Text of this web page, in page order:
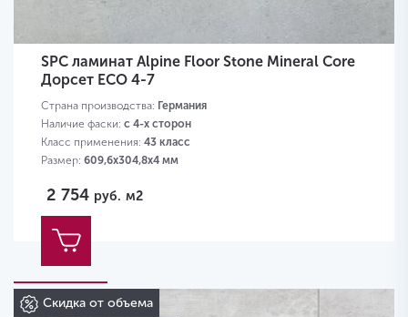
SPC ламинат Alpine Floor Stone Mineral Core
Дорсет ECO 4-7
Страна производства: Германия
Наличие фаски: с 4-х сторон
Класс применения: 43 класс
Размер: 609,6х304,8х4 мм
2 754 руб. м2
Скидка от объема